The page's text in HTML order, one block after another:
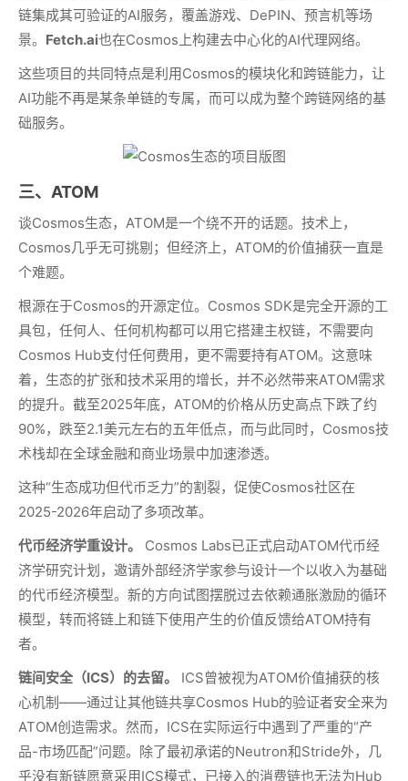
链集成其可验证的AI服务，覆盖游戏、DePIN、预言机等场
景。 Fetch.ai也在Cosmos上构建去中心化的AI代理网络。
这些项目的共同特点是利用Cosmos的模块化和跨链能力，让
AI功能不再是某条单链的专属，而可以成为整个跨链网络的基
础服务。
三、ATOM
谈Cosmos生态，ATOM是一个绕不开的话题。技术上，
Cosmos几乎无可挑剔；但经济上，ATOM的价值捕获一直是
个难题。
根源在于Cosmos的开源定位。Cosmos SDK是完全开源的工
具包，任何人、任何机构都可以用它搭建主权链，不需要向
Cosmos Hub支付任何费用，更不需要持有ATOM。这意味
着，生态的扩张和技术采用的增长，并不必然带来ATOM需求
的提升。截至2025年底，ATOM的价格从历史高点下跌了约
90%，跌至2.1美元左右的五年低点，而与此同时，Cosmos技
术栈却在全球金融和商业场景中加速渗透。
这种“生态成功但代币乏力”的割裂，促使Cosmos社区在
2025-2026年启动了多项改革。
代币经济学重设计。
Cosmos Labs已正式启动ATOM代币经
济学研究计划，邀请外部经济学家参与设计一个以收入为基础
的代币经济模型。新的方向试图摆脱过去依赖通胀激励的循环
模型，转而将链上和链下使用产生的价值反馈给ATOM持有
者。
链间安全（ICS）的去留。
ICS曾被视为ATOM价值捕获的核
心机制——通过让其他链共享Cosmos Hub的验证者安全来为
ATOM创造需求。然而，ICS在实际运行中遇到了严重的“产
品-市场匹配”问题。除了最初承诺的Neutron和Stride外，几
乎没有新链愿意采用ICS模式，已接入的消费链也无法为Hub